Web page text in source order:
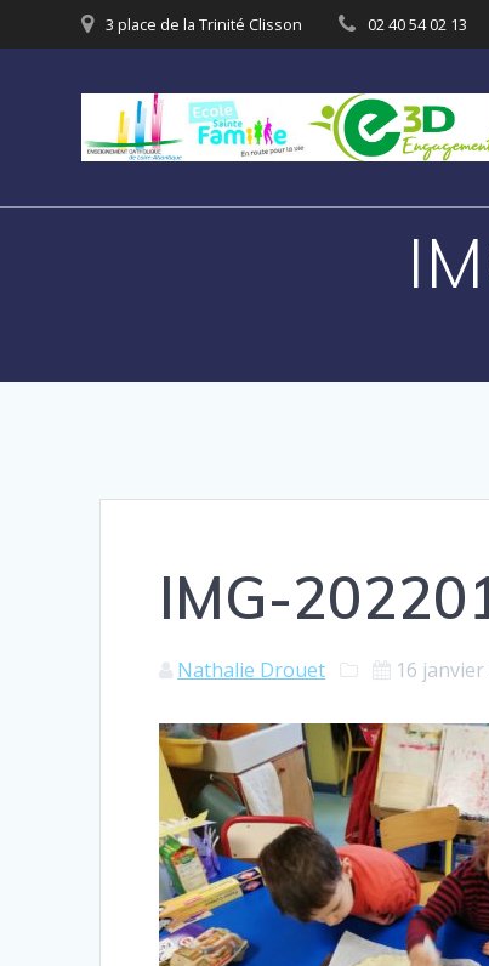
3 place de la Trinité Clisson 02 40 54 02 13
IMG-
Nathalie Drouet 16 janvier